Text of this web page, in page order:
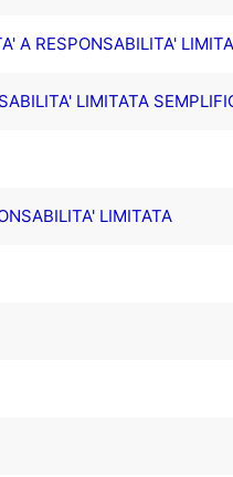
A RESPONSABILITA'
LIMITATA
LIMITATA